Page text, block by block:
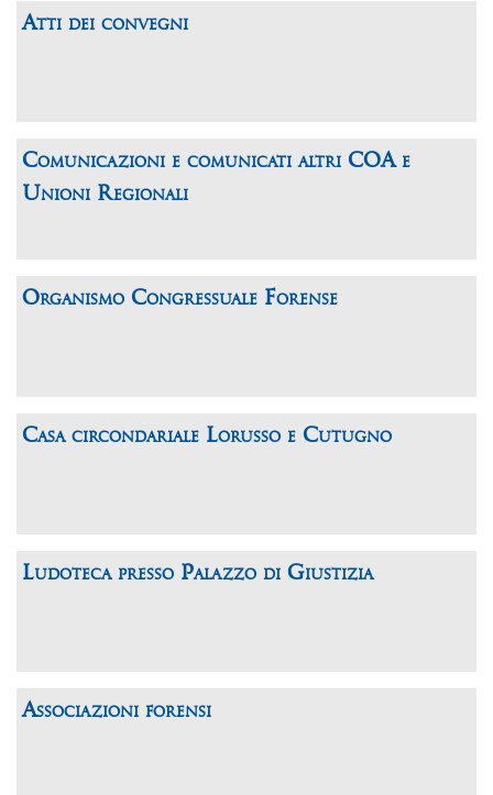
Atti dei convegni
Comunicazioni e comunicati altri COA e
Unioni Regionali
Organismo Congressuale Forense
Casa circondariale Lorusso e Cutugno
Ludoteca presso Palazzo di Giustizia
Associazioni forensi